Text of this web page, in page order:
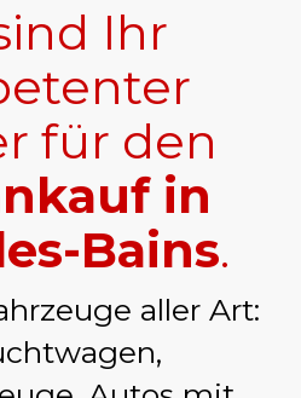
Ihr
für den
in
Bains.
aller Art: